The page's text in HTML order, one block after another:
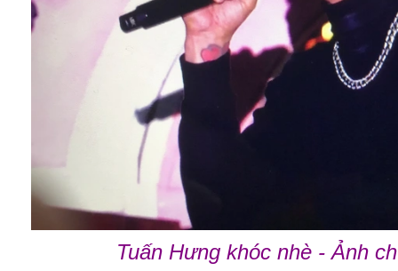
Tuấn Hưng khóc nhè - Ảnh